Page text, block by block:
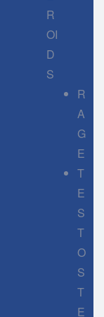
R
OI
D
S
R
A
G
E
T
E
S
T
O
S
T
E